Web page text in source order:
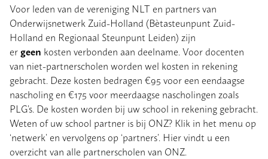
Voor leden van de vereniging NLT en partners van
Onderwijsnetwerk Zuid-Holland (Bètasteunpunt Zuid-
Holland en Regionaal Steunpunt Leiden) zijn
er geen kosten verbonden aan deelname. Voor docenten
van niet-partnerscholen worden wel kosten in rekening
gebracht. Deze kosten bedragen €95 voor een eendaagse
nascholing en €175 voor meerdaagse nascholingen zoals
PLG’s. De kosten worden bij uw school in rekening gebracht.
Weten of uw school partner is bij ONZ? Klik in het menu op
‘netwerk’ en vervolgens op ‘partners’. Hier vindt u een
overzicht van alle partnerscholen van ONZ.